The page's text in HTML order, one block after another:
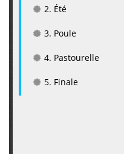
2. Été
3. Poule
4. Pastourelle
5. Finale